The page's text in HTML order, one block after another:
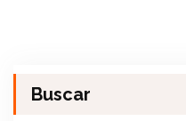
Buscar